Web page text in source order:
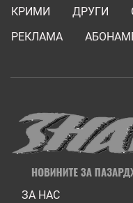
КРИМИ
ДРУГИ
РЕКЛАМА
ЗА НАС